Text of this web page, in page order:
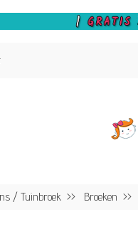
/ Tuinbroek Broeken